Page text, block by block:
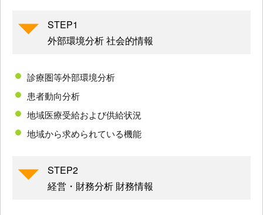
STEP1
外部環境分析 社会的情報
診療圏等外部環境分析
患者動向分析
地域医療受給および供給状況
地域から求められている機能
STEP2
経営・財務分析 財務情報